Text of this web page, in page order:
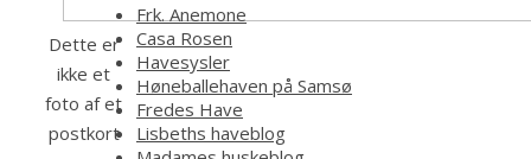
Dette er
ikke et
foto af et
postkort
Frk. Anemone
Casa Rosen
Havesysler
Høneballehaven på Samsø
Fredes Have
Lisbeths haveblog